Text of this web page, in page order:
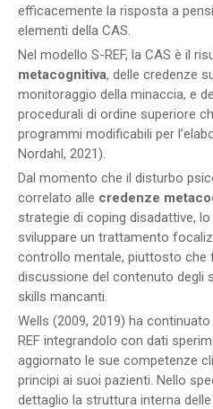
efficacemente la risposta a
elementi della CAS.
Nel modello S-REF, la CAS è il
metacognitiva, delle credenze
monitoraggio della minaccia, e
procedurali di ordine superiore
programmi modificabili per
Nordahl, 2021).
Dal momento che il disturbo
correlato alle credenze
strategie di coping disadattive,
sviluppare un trattamento
controllo mentale, piuttosto che
discussione del contenuto degli
skills mancanti.
Wells (2009, 2019) ha
REF integrandolo con dati
aggiornato le sue competenze
principi ai suoi pazienti. Nello
dettaglio la struttura interna